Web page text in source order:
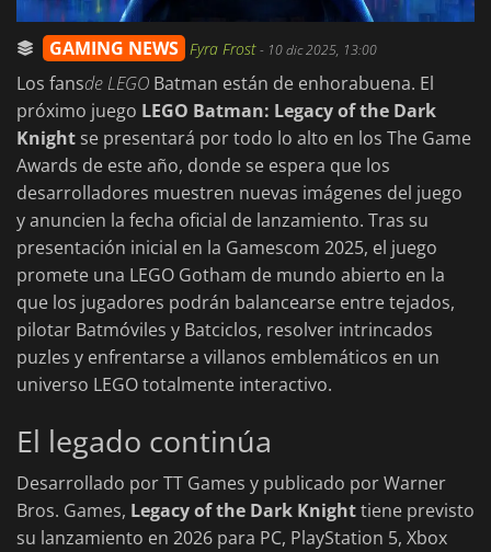
GAMING NEWS Fyra Frost- 10 dic 2025, 13:00
Los fansde LEGO Batman están de enhorabuena. El
próximo juego LEGO Batman: Legacy of the Dark
Knight se presentará por todo lo alto en los The Game
Awards de este año, donde se espera que los
desarrolladores muestren nuevas imágenes del juego
y anuncien la fecha oficial de lanzamiento. Tras su
presentación inicial en la Gamescom 2025, el juego
promete una LEGO Gotham de mundo abierto en la
que los jugadores podrán balancearse entre tejados,
pilotar Batmóviles y Batciclos, resolver intrincados
puzles y enfrentarse a villanos emblemáticos en un
universo LEGO totalmente interactivo.
El legado continúa
Desarrollado por TT Games y publicado por Warner
Bros. Games, Legacy of the Dark Knighttiene previsto
su lanzamiento en 2026 para PC, PlayStation 5, Xbox